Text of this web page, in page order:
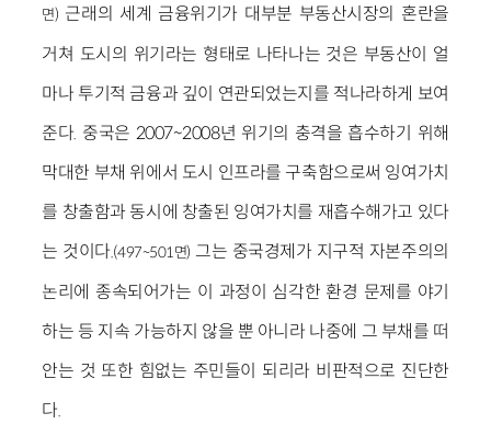
면) 근래의 세계 금융위기가 대부분 부동산시장의 혼란을
거쳐 도시의 위기라는 형태로 나타나는 것은 부동산이 얼
마나 투기적 금융과 깊이 연관되었는지를 적나라하게 보여
준다. 중국은 2007~2008년 위기의 충격을 흡수하기 위해
막대한 부채 위에서 도시 인프라를 구축함으로써 잉여가치
를 창출함과 동시에 창출된 잉여가치를 재흡수해가고 있다
는 것이다.(497~501면) 그는 중국경제가 지구적 자본주의의
논리에 종속되어가는 이 과정이 심각한 환경 문제를 야기
하는 등 지속 가능하지 않을 뿐 아니라 나중에 그 부채를 떠
안는 것 또한 힘없는 주민들이 되리라 비판적으로 진단한
다.